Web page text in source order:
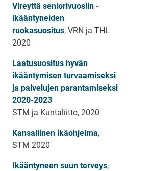
Vireyttä seniorivuosiin -
ikääntyneiden
ruokasuositus, VRN ja THL
2020
Laatusuositus hyvän
ikääntymisen turvaamiseksi
ja palvelujen parantamiseksi
2020-2023
STM ja Kuntaliitto, 2020
Kansallinen ikäohjelma,
STM 2020
Ikääntyneen suun terveys,